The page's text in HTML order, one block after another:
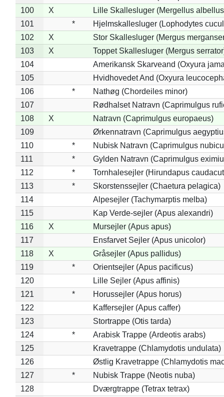
100
X
Lille Skallesluger (Mergellus
101
*
Hjelmskallesluger (Lophodytes
102
X
Stor Skallesluger (Mergus
103
X
Toppet Skallesluger (Mergus
104
Amerikansk Skarveand (Oxyura
105
Hvidhovedet And (Oxyura
106
*
Nathøg (Chordeiles minor)
107
Rødhalset Natravn (Caprimulgus
108
X
Natravn (Caprimulgus europaeus)
109
Ørkennatravn (Caprimulgus
110
*
Nubisk Natravn (Caprimulgus
111
*
Gylden Natravn (Caprimulgus
112
*
Tornhalesejler (Hirundapus
113
*
Skorstenssejler (Chaetura pelagica)
114
Alpesejler (Tachymarptis melba)
115
Kap Verde-sejler (Apus alexandri)
116
X
Mursejler (Apus apus)
117
Ensfarvet Sejler (Apus unicolor)
118
X
Gråsejler (Apus pallidus)
119
*
Orientsejler (Apus pacificus)
120
Lille Sejler (Apus affinis)
121
*
Horussejler (Apus horus)
122
Kaffersejler (Apus caffer)
123
Stortrappe (Otis tarda)
124
*
Arabisk Trappe (Ardeotis arabs)
125
Kravetrappe (Chlamydotis undulata)
126
Østlig Kravetrappe (Chlamydotis
127
*
Nubisk Trappe (Neotis nuba)
128
Dværgtrappe (Tetrax tetrax)